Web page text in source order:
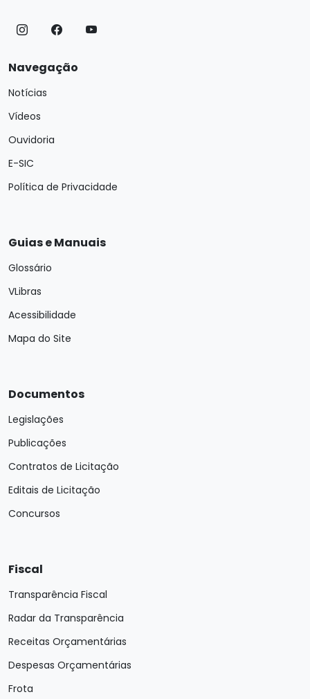
Navegação
Notícias
Vídeos
Ouvidoria
E-SIC
Política de Privacidade
Guias e Manuais
Glossário
VLibras
Acessibilidade
Mapa do Site
Documentos
Legislações
Publicações
Contratos de Licitação
Editais de Licitação
Concursos
Fiscal
Transparência Fiscal
Radar da Transparência
Receitas Orçamentárias
Despesas Orçamentárias
Frota